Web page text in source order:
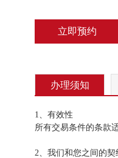
立即预约
办理须知
1、有效性
所有交易条件的条款
2、我们和您之间的契